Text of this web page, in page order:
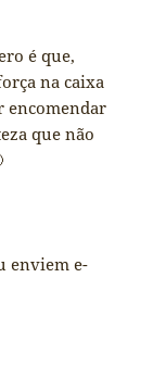
é que,
na caixa
encomendar
que não
enviem e-